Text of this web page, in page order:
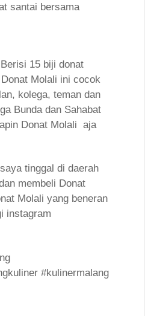
santai bersama
15 biji donat
Molali ini cocok
kolega, teman dan
Bunda dan Sahabat
Donat Molali aja
tinggal di daerah
membeli Donat
Molali yang beneran
instagram
#kulinermalang